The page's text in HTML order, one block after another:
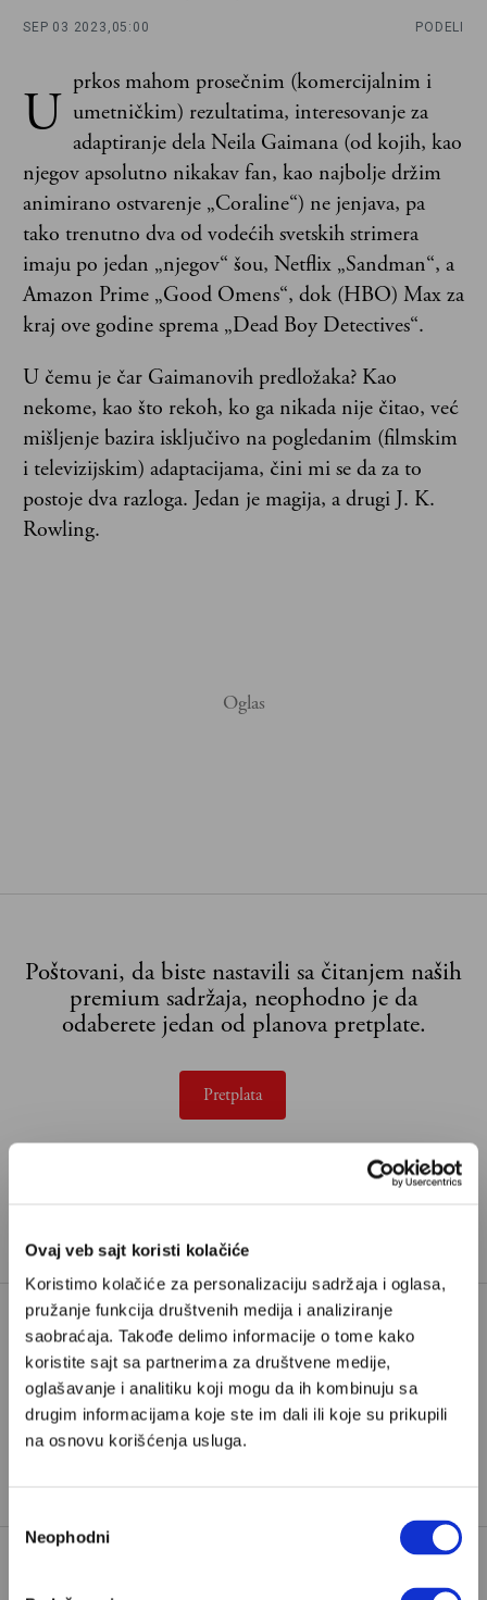
Ovaj veb sajt koristi kolačiće
Koristimo kolačiće za personalizaciju sadržaja i oglasa,
pružanje funkcija društvenih medija i analiziranje
saobraćaja. Takođe delimo informacije o tome kako
koristite sajt sa partnerima za društvene medije,
oglašavanje i analitiku koji mogu da ih kombinuju sa
drugim informacijama koje ste im dali ili koje su prikupili
na osnovu korišćenja usluga.
сагласности
Neophodni
SEP 03 2023, 05:00 PODELI
U prkos mahom prosečnim (komercijalnim i
umetničkim) rezultatima, interesovanje za
adaptiranje dela Neila Gaimana (od kojih, kao
njegov apsolutno nikakav fan, kao najbolje držim
animirano ostvarenje „Coraline“) ne jenjava, pa
tako trenutno dva od vodećih svetskih strimera
imaju po jedan „njegov“ šou, Netflix „Sandman“, a
Amazon Prime „Good Omens“, dok (HBO) Max za
kraj ove godine sprema „Dead Boy Detectives“.
U čemu je čar Gaimanovih predložaka? Kao
nekome, kao što rekoh, ko ga nikada nije čitao, već
mišljenje bazira isključivo na pogledanim (filmskim
i televizijskim) adaptacijama, čini mi se da za to
postoje dva razloga. Jedan je magija, a drugi J. K.
Rowling.
Poštovani, da biste nastavili sa čitanjem naših
premium sadržaja, neophodno je da
odaberete jedan od planova pretplate.
Pretplata
dvoje dece
TAGOVI:
AMAZON PRIME
GOOD OMENS
NETFLIX
SERIJE
SLOBODAN VUJANOVIĆ